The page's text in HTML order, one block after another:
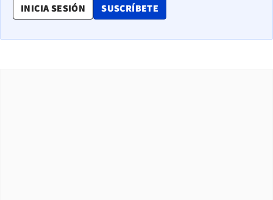
INICIA SESIÓN SUSCRÍBETE
OPENS IN NEW WINDOW